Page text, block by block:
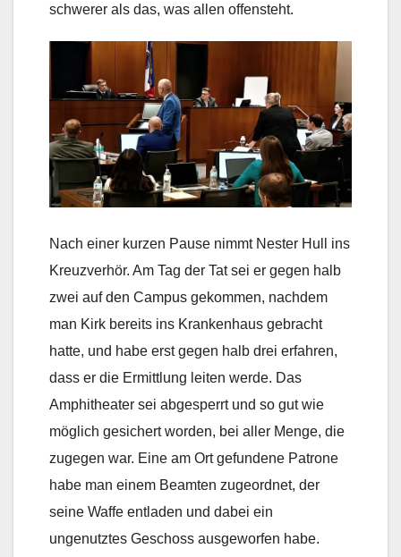
schwerer als das, was allen offensteht.
Nach einer kurzen Pause nimmt Nester Hull ins
Kreuzverhör. Am Tag der Tat sei er gegen halb
zwei auf den Campus gekommen, nachdem
man Kirk bereits ins Krankenhaus gebracht
hatte, und habe erst gegen halb drei erfahren,
dass er die Ermittlung leiten werde. Das
Amphitheater sei abgesperrt und so gut wie
möglich gesichert worden, bei aller Menge, die
zugegen war. Eine am Ort gefundene Patrone
habe man einem Beamten zugeordnet, der
seine Waffe entladen und dabei ein
ungenutztes Geschoss ausgeworfen habe.